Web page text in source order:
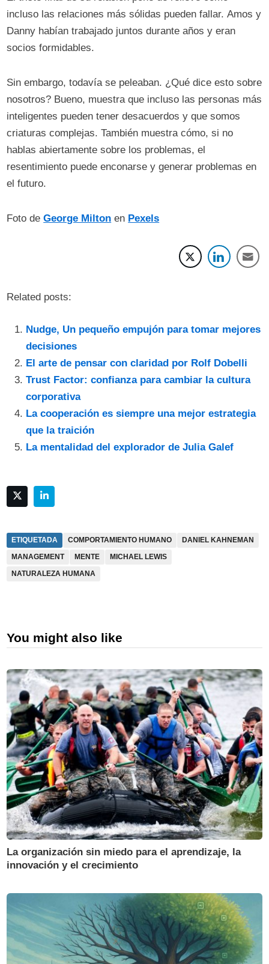
incluso las relaciones más sólidas pueden fallar. Amos y
Danny habían trabajado juntos durante años y eran
socios formidables.
Sin embargo, todavía se peleaban. ¿Qué dice esto sobre
nosotros? Bueno, muestra que incluso las personas más
inteligentes pueden tener desacuerdos y que somos
criaturas complejas. También muestra cómo, si no
hablas abiertamente sobre los problemas, el
resentimiento puede enconarse y generar problemas en
el futuro.
Foto deGeorge Milton en Pexels
Related posts:
Nudge, Un pequeño empujón para tomar mejores
decisiones
El arte de pensar con claridad por Rolf Dobelli
Trust Factor: confianza para cambiar la cultura
corporativa
La cooperación es siempre una mejor estrategia
que la traición
La mentalidad del explorador de Julia Galef
ETIQUETADA COMPORTAMIENTO HUMANO
DANIEL KAHNEMAN
MANAGEMENT
MENTE
MICHAEL LEWIS
NATURALEZA HUMANA
You might also like
La organización sin miedo para el aprendizaje, la
innovación y el crecimiento